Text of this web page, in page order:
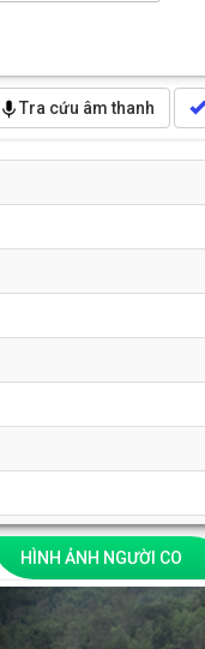
Tra cứu âm thanh
HÌNH ẢNH NGƯỜI CO
Previous